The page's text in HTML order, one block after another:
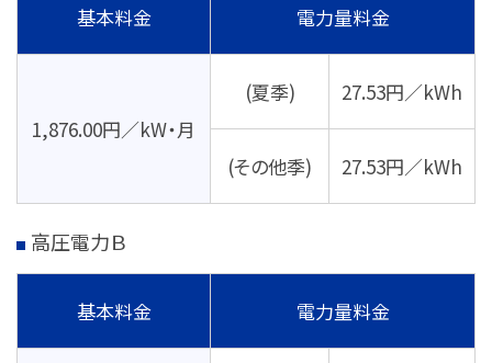
基本料金 電力量料金
1,876.00円／kW・月
(夏季) 27.53円／kWh
(その他季) 27.53円／kWh
高圧電力Ｂ
基本料金 電力量料金